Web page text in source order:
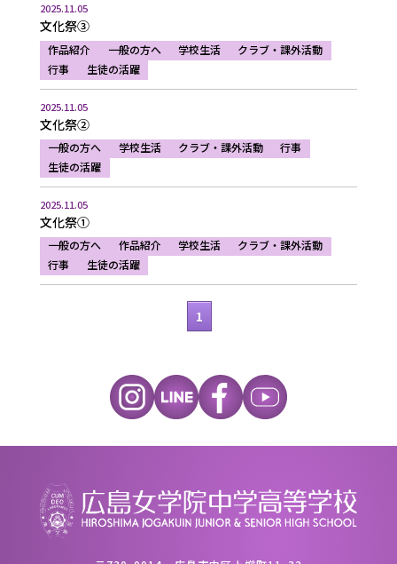
2025.11.05
文化祭③
作品紹介 一般の方へ 学校生活
クラブ・課外活動
行事
生徒の活躍
2025.11.05
文化祭②
一般の方へ 学校生活 クラブ・課外活動
行事
生徒の活躍
2025.11.05
文化祭①
一般の方へ 作品紹介 学校生活
クラブ・課外活動
行事
生徒の活躍
1